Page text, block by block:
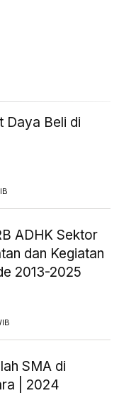
Daya Beli di
ADHK Sektor
dan Kegiatan
2013-2025
SMA di
| 2024